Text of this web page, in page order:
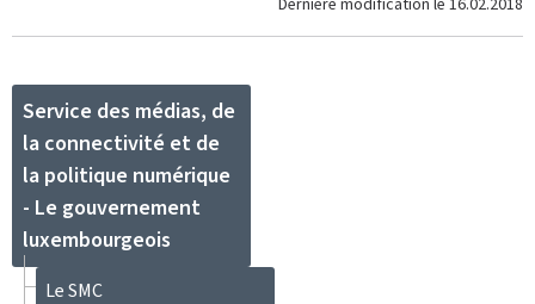
Service des médias, de
la connectivité et de
la politique numérique
- Le gouvernement
luxembourgeois
Le SMC